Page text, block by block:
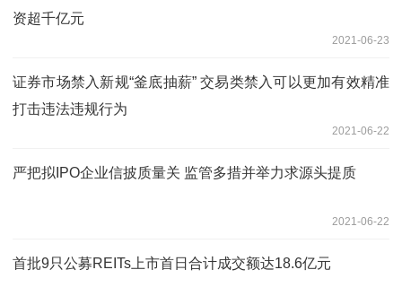
资超千亿元
2021-06-23
证券市场禁入新规“釜底抽薪” 交易类禁入可以更加有效精准
打击违法违规行为
2021-06-22
严把拟IPO企业信披质量关 监管多措并举力求源头提质
2021-06-22
首批9只公募REITs上市首日合计成交额达18.6亿元